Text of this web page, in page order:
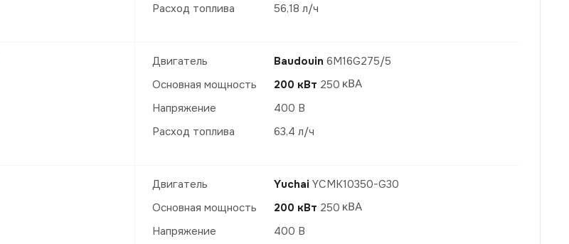
Расход топлива
56,18 л/ч
Двигатель Baudouin 6M16G275/5
Основная мощность
200 кВт 250
Напряжение
400 В
Расход топлива
63,4 л/ч
Двигатель Yuchai YCMK10350-G30
Основная мощность
200 кВт 250
Напряжение
400 В